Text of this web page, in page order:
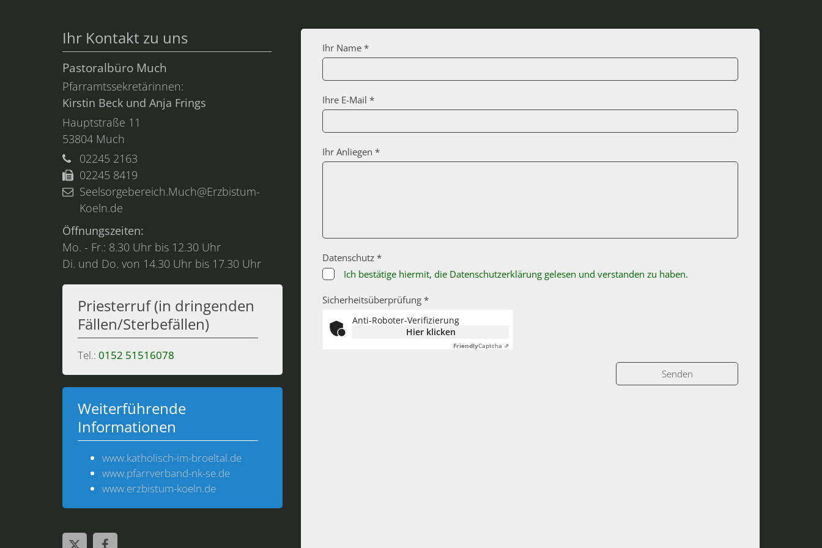
Ihr Name *
Ihre E-Mail *
Ihr Anliegen *
Datenschutz *
Ich bestätige hiermit, die Datenschutzerklärung gelesen und verstanden zu haben.
Sicherheitsüberprüfung *
Anti-Roboter-Verifizierung
Hier klicken
FriendlyCaptcha ⇗
Ihr Kontakt zu uns
Pastoralbüro Much
Pfarramtssekretärinnen:
Kirstin Beck und Anja Frings
Hauptstraße 11
53804 Much
02245 2163
02245 8419
Seelsorgebereich.Much@Erzbistum-
Koeln.de
Öffnungszeiten:
Mo. - Fr.: 8.30 Uhr bis 12.30 Uhr
Di. und Do. von 14.30 Uhr bis 17.30 Uhr
Priesterruf (in dringenden
Fällen/Sterbefällen)
Tel.: 0152 51516078
Weiterführende
Informationen
www.katholisch-im-broeltal.de
www.pfarrverband-nk-se.de
www.erzbistum-koeln.de